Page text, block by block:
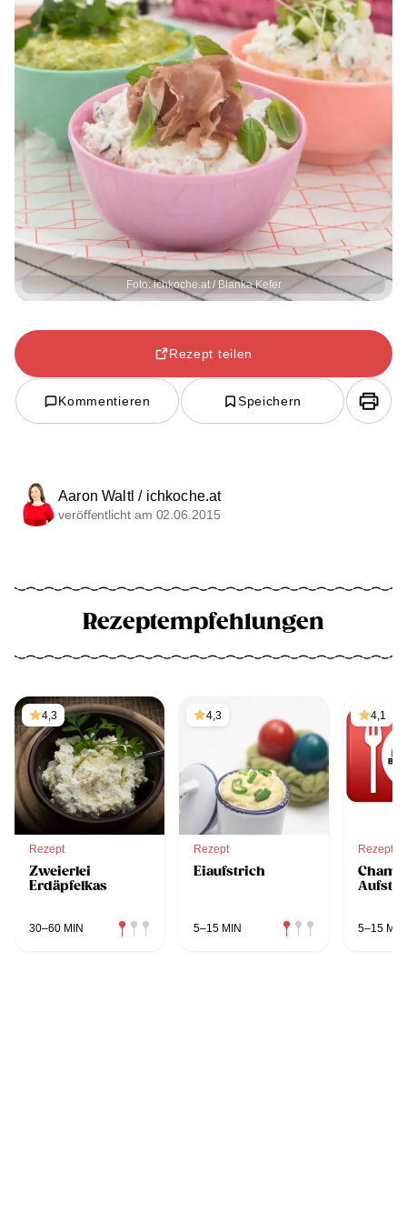
Foto: ichkoche.at / Blanka Kefer
Rezept teilen
Kommentieren Speichern
Aaron Waltl / ichkoche.at
veröffentlicht am 02.06.2015
Rezeptempfehlungen
4,3
Rezept
Zweierlei
Erdäpfelkas
30–60 MIN
4,3
Rezept
Eiaufstrich
5–15 MIN
4,1
Rezept
5–15 MIN